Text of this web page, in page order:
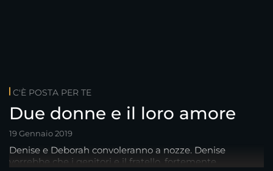
C'È POSTA PER TE
Due donne e il loro amore
19 Gennaio 2019
Denise e Deborah convoleranno a nozze. Denise
vorrebbe che i genitori e il fratello, fortemente